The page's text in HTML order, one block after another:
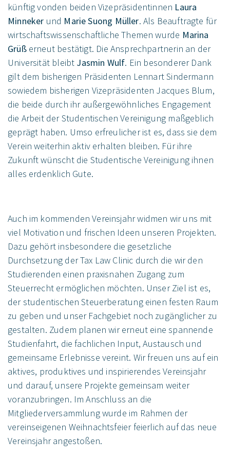
künftig vonden beiden Vizepräsidentinnen Laura
Minneker und Marie Suong Müller. Als Beauftragte für
wirtschaftswissenschaftliche Themen wurde Marina
Grüßerneut bestätigt. Die Ansprechpartnerin an der
Universität bleibt Jasmin Wulf. Ein besonderer Dank
gilt dem bisherigen Präsidenten Lennart Sindermann
sowiedem bisherigen Vizepräsidenten Jacques Blum,
die beide durch ihr außergewöhnliches Engagement
die Arbeit der Studentischen Vereinigung maßgeblich
geprägt haben. Umso erfreulicher ist es, dass sie dem
Verein weiterhin aktiv erhalten bleiben. Für ihre
Zukunft wünscht die Studentische Vereinigung ihnen
alles erdenklich Gute.
Auch im kommenden Vereinsjahr widmen wir uns mit
viel Motivation und frischen Ideen unseren Projekten.
Dazu gehört insbesondere die gesetzliche
Durchsetzung der Tax Law Clinic durch die wir den
Studierenden einen praxisnahen Zugang zum
Steuerrecht ermöglichen möchten. Unser Ziel ist es,
der studentischen Steuerberatung einen festen Raum
zu geben und unser Fachgebiet noch zugänglicher zu
gestalten. Zudem planen wir erneut eine spannende
Studienfahrt, die fachlichen Input, Austausch und
gemeinsame Erlebnisse vereint. Wir freuen uns auf ein
aktives, produktives und inspirierendes Vereinsjahr
und darauf, unsere Projekte gemeinsam weiter
voranzubringen. Im Anschluss an die
Mitgliederversammlung wurde im Rahmen der
vereinseigenen Weihnachtsfeier feierlich auf das neue
Vereinsjahr angestoßen.